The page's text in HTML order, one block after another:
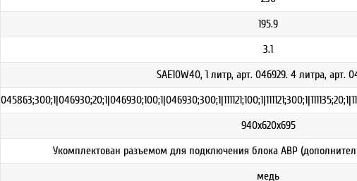
195.9
3.1
SAE10W40, 1 литр, арт. 046929. 4 литра, арт.
940х620х695
Укомплектован разъемом для подключения блока АВР
медь